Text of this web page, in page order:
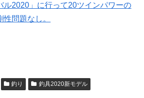
ル2020」に行って20ツインパワーの
問題なし。
釣り 釣具2020新モデル